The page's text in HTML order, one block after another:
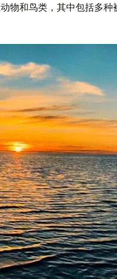
物和鸟类，其中包括多